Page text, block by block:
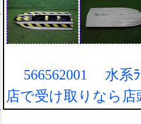
566562001 水系ﾗ
店で受け取りなら店